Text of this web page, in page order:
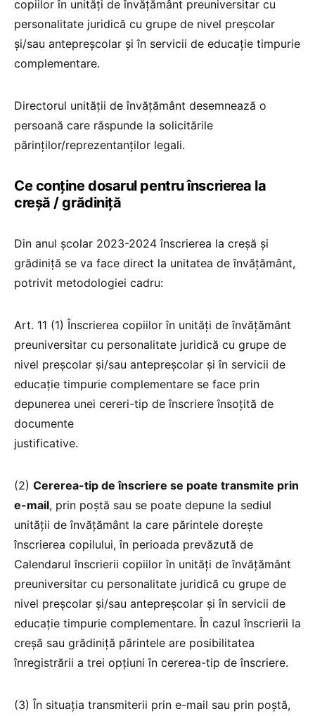
copiilor în unități de învățământ preuniversitar cu
personalitate juridică cu grupe de nivel preșcolar
și/sau antepreșcolar și în servicii de educație timpurie
complementare.
Directorul unității de învățământ desemnează o
persoană care răspunde la solicitările
părinților/reprezentanților legali.
Ce conține dosarul pentru înscrierea la
creșă / grădiniță
Din anul școlar 2023-2024 înscrierea la creșă și
grădiniță se va face direct la unitatea de învățământ,
potrivit metodologiei cadru:
Art. 11 (1) Înscrierea copiilor în unități de învățământ
preuniversitar cu personalitate juridică cu grupe de
nivel preșcolar și/sau antepreșcolar și în servicii de
educație timpurie complementare se face prin
depunerea unei cereri-tip de înscriere însoțită de
documente
justificative.
(2) Cererea-tip de înscriere se poate transmite prin
e-mail, prin poștă sau se poate depune la sediul
unității de învățământ la care părintele dorește
înscrierea copilului, în perioada prevăzută de
Calendarul înscrierii copiilor în unități de învățământ
preuniversitar cu personalitate juridică cu grupe de
nivel preșcolar și/sau antepreșcolar și în servicii de
educație timpurie complementare. În cazul înscrierii la
creșă sau grădiniță părintele are posibilitatea
înregistrării a trei opțiuni în cererea-tip de înscriere.
(3) În situația transmiterii prin e-mail sau prin poștă,